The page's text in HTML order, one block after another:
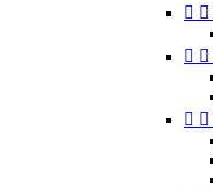
 
 
 